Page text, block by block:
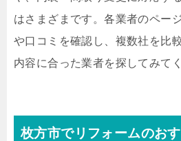
はさまざまです。各業者のペー
や口コミを確認し、複数社を比
内容に合った業者を探してみて
枚方市でリフォームのお